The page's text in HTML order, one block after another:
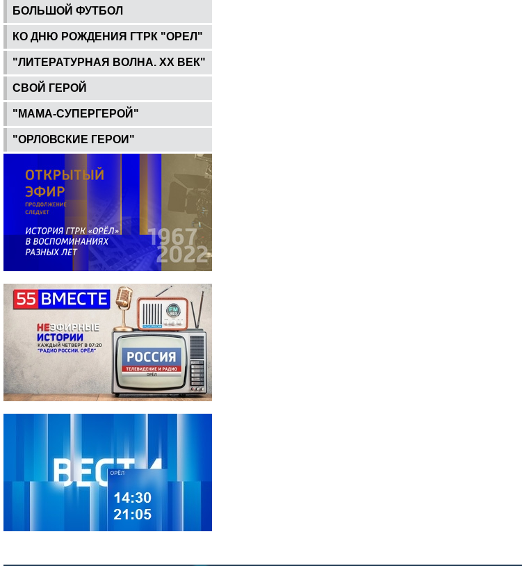
БОЛЬШОЙ ФУТБОЛ
КО ДНЮ РОЖДЕНИЯ ГТРК "ОРЕЛ"
"ЛИТЕРАТУРНАЯ ВОЛНА. ХХ ВЕК"
СВОЙ ГЕРОЙ
"МАМА-СУПЕРГЕРОЙ"
"ОРЛОВСКИЕ ГЕРОИ"